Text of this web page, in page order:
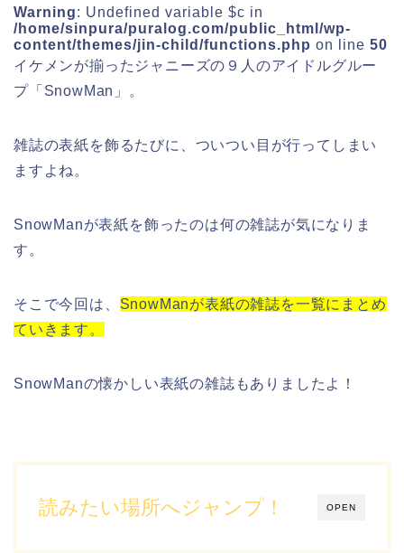
Warning: Undefined variable $c in
/home/sinpura/puralog.com/public_html/wp-
content/themes/jin-child/functions.php on line 50
イケメンが揃ったジャニーズの９人のアイドルグルー
プ「 SnowMan 」。
雑誌の表紙を飾るたびに、ついつい目が行ってしまい
ますよね。
SnowManが表紙を飾ったのは何の雑誌が気になりま
す。
そこで今回は、 SnowManが表紙の雑誌を一覧にまとめ
ていきます。
SnowManの懐かしい表紙の雑誌もありましたよ！
OPEN
読みたい場所へジャンプ！